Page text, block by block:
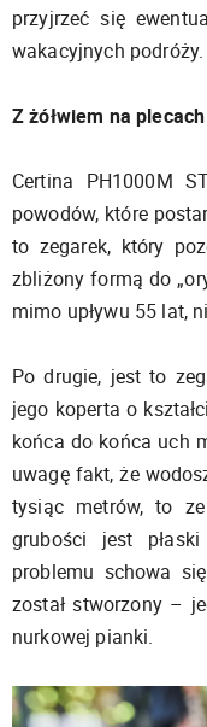
przyjrzeć się
wakacyjnych
Z żółwiem na plecach
Certina PH1000M
powodów, które
to zegarek, który
zbliżony formą do
mimo upływu 55 lat,
Po drugie, jest to
jego koperta o
końca do końca uch
uwagę fakt, że
tysiąc metrów, to
grubości jest
problemu schowa
został stworzony –
nurkowej pianki.